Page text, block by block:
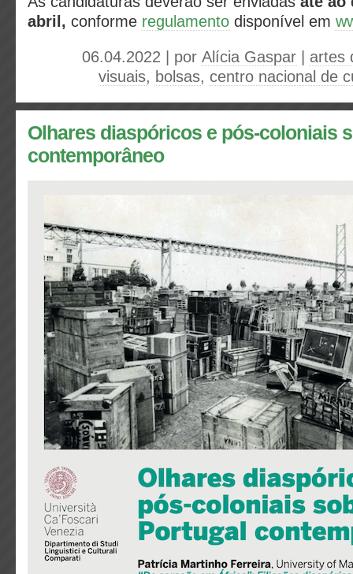
abril, conforme regulamento disponível em
06.04.2022 | por Alícia Gaspar
artes
visuais, bolsas, centro nacional de
Olhares diaspóricos e pós-coloniais
contemporâneo